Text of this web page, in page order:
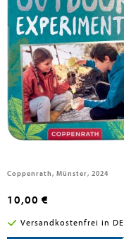
Wernsing, Barbara
50 Outdoor-Experimente
Coppenrath, Münster, 2024
10,00 €
Versandkostenfrei in DE